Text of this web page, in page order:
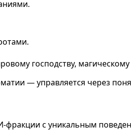
господству, магическому
— управляется через
с уникальным